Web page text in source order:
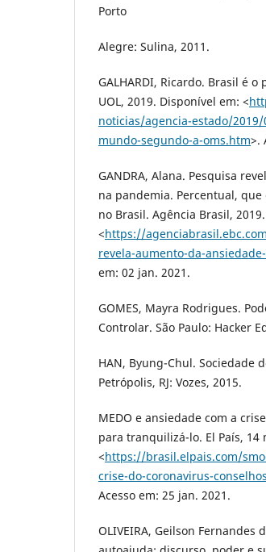
Porto
Alegre: Sulina, 2011.
GALHARDI, Ricardo. Brasil é
UOL, 2019. Disponível em: <
noticias/agencia-estado/
mundo-segundo-a-oms.htm>.
GANDRA, Alana. Pesquisa
na pandemia. Percentual, que
no Brasil. Agência Brasil,
<https://
revela-aumento-da-
em: 02 jan. 2021.
GOMES, Mayra Rodrigues.
Controlar. São Paulo: Hacker
HAN, Byung-Chul. Sociedade
Petrópolis, RJ: Vozes, 2015.
MEDO e ansiedade com a
para tranquilizá-lo. El País, 14
<https://brasil.elpais.com/
crise-do-coronavirus-
Acesso em: 25 jan. 2021.
OLIVEIRA, Geilson